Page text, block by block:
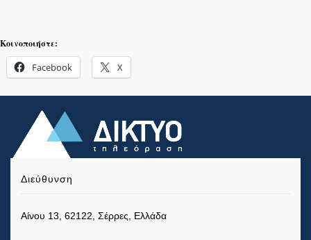
Κοινοποιήστε:
Facebook X
Διεύθυνση
Αίνου 13, 62122, Σέρρες, Ελλάδα